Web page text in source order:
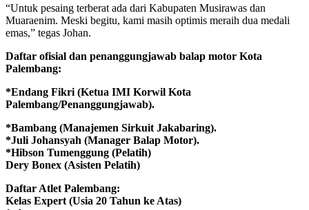
“Untuk pesaing terberat ada dari Kabupaten Musirawas dan
Muaraenim. Meski begitu, kami masih optimis meraih dua medali
emas,” tegas Johan.
Daftar ofisial dan penanggungjawab balap motor Kota
Palembang:
*Endang Fikri (Ketua IMI Korwil Kota
Palembang/Penanggungjawab).
*Bambang (Manajemen Sirkuit Jakabaring).
*Juli Johansyah (Manager Balap Motor).
*Hibson Tumenggung (Pelatih)
Dery Bonex (Asisten Pelatih)
Daftar Atlet Palembang:
Kelas Expert (Usia 20 Tahun ke Atas)